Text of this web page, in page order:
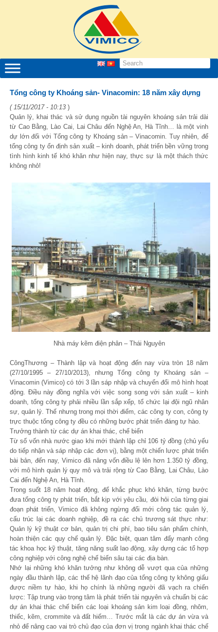
Tổng công ty Khoáng sản- Vinacomin: 18 năm xây dựng
( 15/11/2017 - 10:13 )
Quản lý, khai thác và sử dụng nguồn tài nguyên khoáng sản trải dài
từ Cao Bằng, Lào Cai, Lai Châu đến Nghệ An, Hà Tĩnh… là một vinh
dự lớn đối với Tổng công ty Khoáng sản – Vinacomin. Tuy nhiên, để
tổng công ty ổn định sản xuất – kinh doanh, phát triển bền vững trong
tình hình kinh tế khó khăn như hiện nay, thực sự là một thách thức
không nhỏ!
Nhà máy kẽm điện phân – Thái Nguyên
CôngThương – Thành lập và hoạt động đến nay vừa tròn 18 năm
(27/10/1995 – 27/10/2013), nhưng Tổng công ty Khoáng sản –
Vinacomin (Vimico) có tới 3 lần sáp nhập và chuyển đổi mô hình hoạt
động. Điều này đồng nghĩa với việc song song với sản xuất – kinh
doanh, tổng công ty phải nhiều lần sắp xếp, tổ chức lại đội ngũ nhân
sự, quản lý. Thế nhưng trong mọi thời điểm, các công ty con, công ty
trực thuộc tổng công ty đều có những bước phát triển đáng tự hào.
Trưởng thành từ các dự án khai thác, chế biến
Từ số vốn nhà nước giao khi mới thành lập chỉ 106 tỷ đồng (chủ yếu
do tiếp nhận và sáp nhập các đơn vị), bằng một chiến lược phát triển
bài bản, đến nay, Vimico đã nâng vốn điều lệ lên hơn 1.350 tỷ đồng,
với mô hình quản lý quy mô và trải rộng từ Cao Bằng, Lai Châu, Lào
Cai đến Nghệ An, Hà Tĩnh.
Trong suốt 18 năm hoạt động, để khắc phục khó khăn, từng bước
đưa tổng công ty phát triển, bắt kịp với yêu cầu, đòi hỏi của từng giai
đoạn phát triển, Vimico đã không ngừng đổi mới công tác quản lý,
cấu trúc lại các doanh nghiệp, đề ra các chủ trương sát thực như:
Quản lý kỹ thuật cơ bản, quản trị chi phí, bao tiêu sản phẩm chính,
hoàn thiện các quy chế quản lý. Đặc biệt, quan tâm đẩy mạnh công
tác khoa học kỹ thuật, tăng năng suất lao động, xây dựng các tổ hợp
công nghiệp với công nghệ chế biến sâu tại các địa bàn.
Nhớ lại những khó khăn tưởng như không dễ vượt qua của những
ngày đầu thành lập, các thế hệ lãnh đạo của tổng công ty không giấu
được niềm tự hào, khi họ chính là những người đã vạch ra chiến
lược: Tập trung vào trọng tâm là phát triển tài nguyên và chuẩn bị các
dự án khai thác chế biến các loại khoáng sản kim loại đồng, nhôm,
thiếc, kẽm, crommite và đất hiếm… Trước mắt là các dự án vừa và
nhỏ để nâng cao vai trò chủ đạo của đơn vị trong ngành khai thác chế